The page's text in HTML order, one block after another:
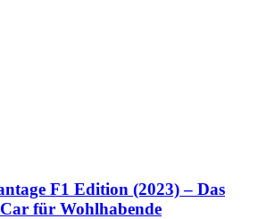
F1 Edition (2023) – Das
für Wohlhabende